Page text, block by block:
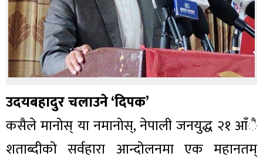
उदयबहादुर चलाउने ‘दिपक’
कसैले मानोस् या नमानोस्, नेपाली जनयुद्ध २१ आँै
शताब्दीको सर्वहारा आन्दोलनमा एक महानतम्